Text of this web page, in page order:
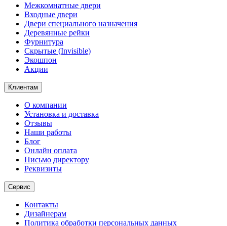
Межкомнатные двери
Входные двери
Двери специального назначения
Деревянные рейки
Фурнитура
Скрытые (Invisible)
Экошпон
Акции
Клиентам
О компании
Установка и доставка
Отзывы
Наши работы
Блог
Онлайн оплата
Письмо директору
Реквизиты
Сервис
Контакты
Дизайнерам
Политика обработки персональных данных